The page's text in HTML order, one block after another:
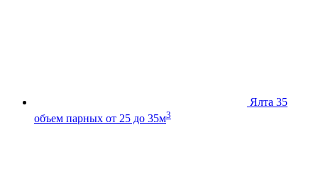
Ялта 35
объем парных от 25 до 35м3